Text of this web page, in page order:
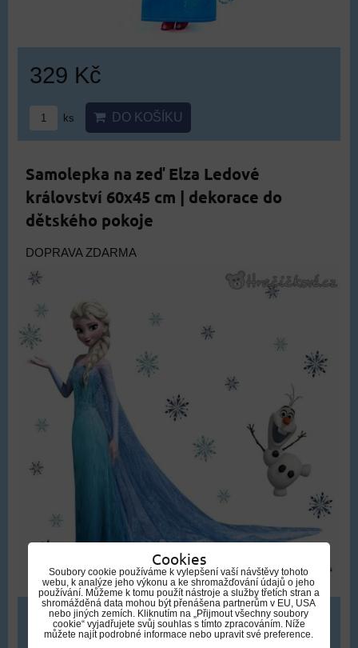
329 Kč
ks DO KOŠÍKU
Samolepka na zeď Elza Ledové
království 60x45 cm | dekorace do
dětského pokoje
DOPRAVA ZDARMA
309 Kč
Cookies
Soubory cookie používáme k vylepšení vaší návštěvy tohoto
webu, k analýze jeho výkonu a ke shromažďování údajů o jeho
používání. Můžeme k tomu použít nástroje a služby třetích stran a
shromážděná data mohou být přenášena partnerům v EU, USA
nebo jiných zemích. Kliknutím na „Přijmout všechny soubory
cookie“ vyjadřujete svůj souhlas s tímto zpracováním. Níže
můžete najít podrobné informace nebo upravit své preference.